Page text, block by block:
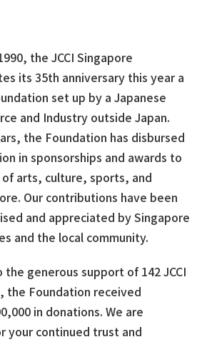
the JCCI Singapore
its 35th anniversary this year a
set up by a Japanese
and Industry outside Japan.
the Foundation has disbursed
in sponsorships and awards to
arts, culture, sports, and
Our contributions have been
and appreciated by Singapore
and the local community.
the generous support of 142 JCCI
the Foundation received
in donations. We are
your continued trust and